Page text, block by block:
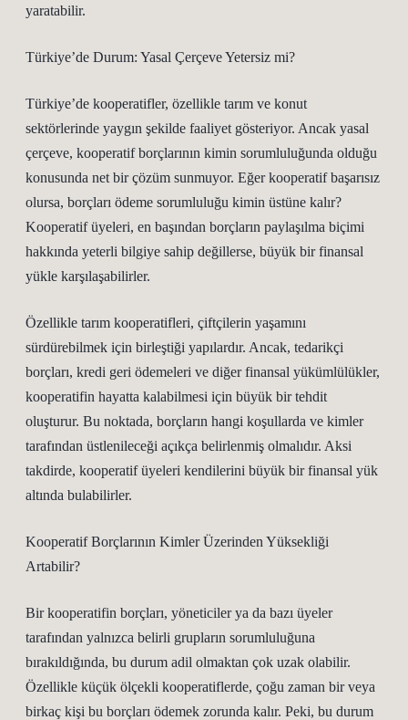
yaratabilir.
Türkiye’de Durum: Yasal Çerçeve Yetersiz mi?
Türkiye’de kooperatifler, özellikle tarım ve konut
sektörlerinde yaygın şekilde faaliyet gösteriyor. Ancak yasal
çerçeve, kooperatif borçlarının kimin sorumluluğunda olduğu
konusunda net bir çözüm sunmuyor. Eğer kooperatif başarısız
olursa, borçları ödeme sorumluluğu kimin üstüne kalır?
Kooperatif üyeleri, en başından borçların paylaşılma biçimi
hakkında yeterli bilgiye sahip değillerse, büyük bir finansal
yükle karşılaşabilirler.
Özellikle tarım kooperatifleri, çiftçilerin yaşamını
sürdürebilmek için birleştiği yapılardır. Ancak, tedarikçi
borçları, kredi geri ödemeleri ve diğer finansal yükümlülükler,
kooperatifin hayatta kalabilmesi için büyük bir tehdit
oluşturur. Bu noktada, borçların hangi koşullarda ve kimler
tarafından üstlenileceği açıkça belirlenmiş olmalıdır. Aksi
takdirde, kooperatif üyeleri kendilerini büyük bir finansal yük
altında bulabilirler.
Kooperatif Borçlarının Kimler Üzerinden Yüksekliği
Artabilir?
Bir kooperatifin borçları, yöneticiler ya da bazı üyeler
tarafından yalnızca belirli grupların sorumluluğuna
bırakıldığında, bu durum adil olmaktan çok uzak olabilir.
Özellikle küçük ölçekli kooperatiflerde, çoğu zaman bir veya
birkaç kişi bu borçları ödemek zorunda kalır. Peki, bu durum